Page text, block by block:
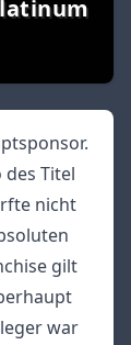
Titel
nicht
gilt
war